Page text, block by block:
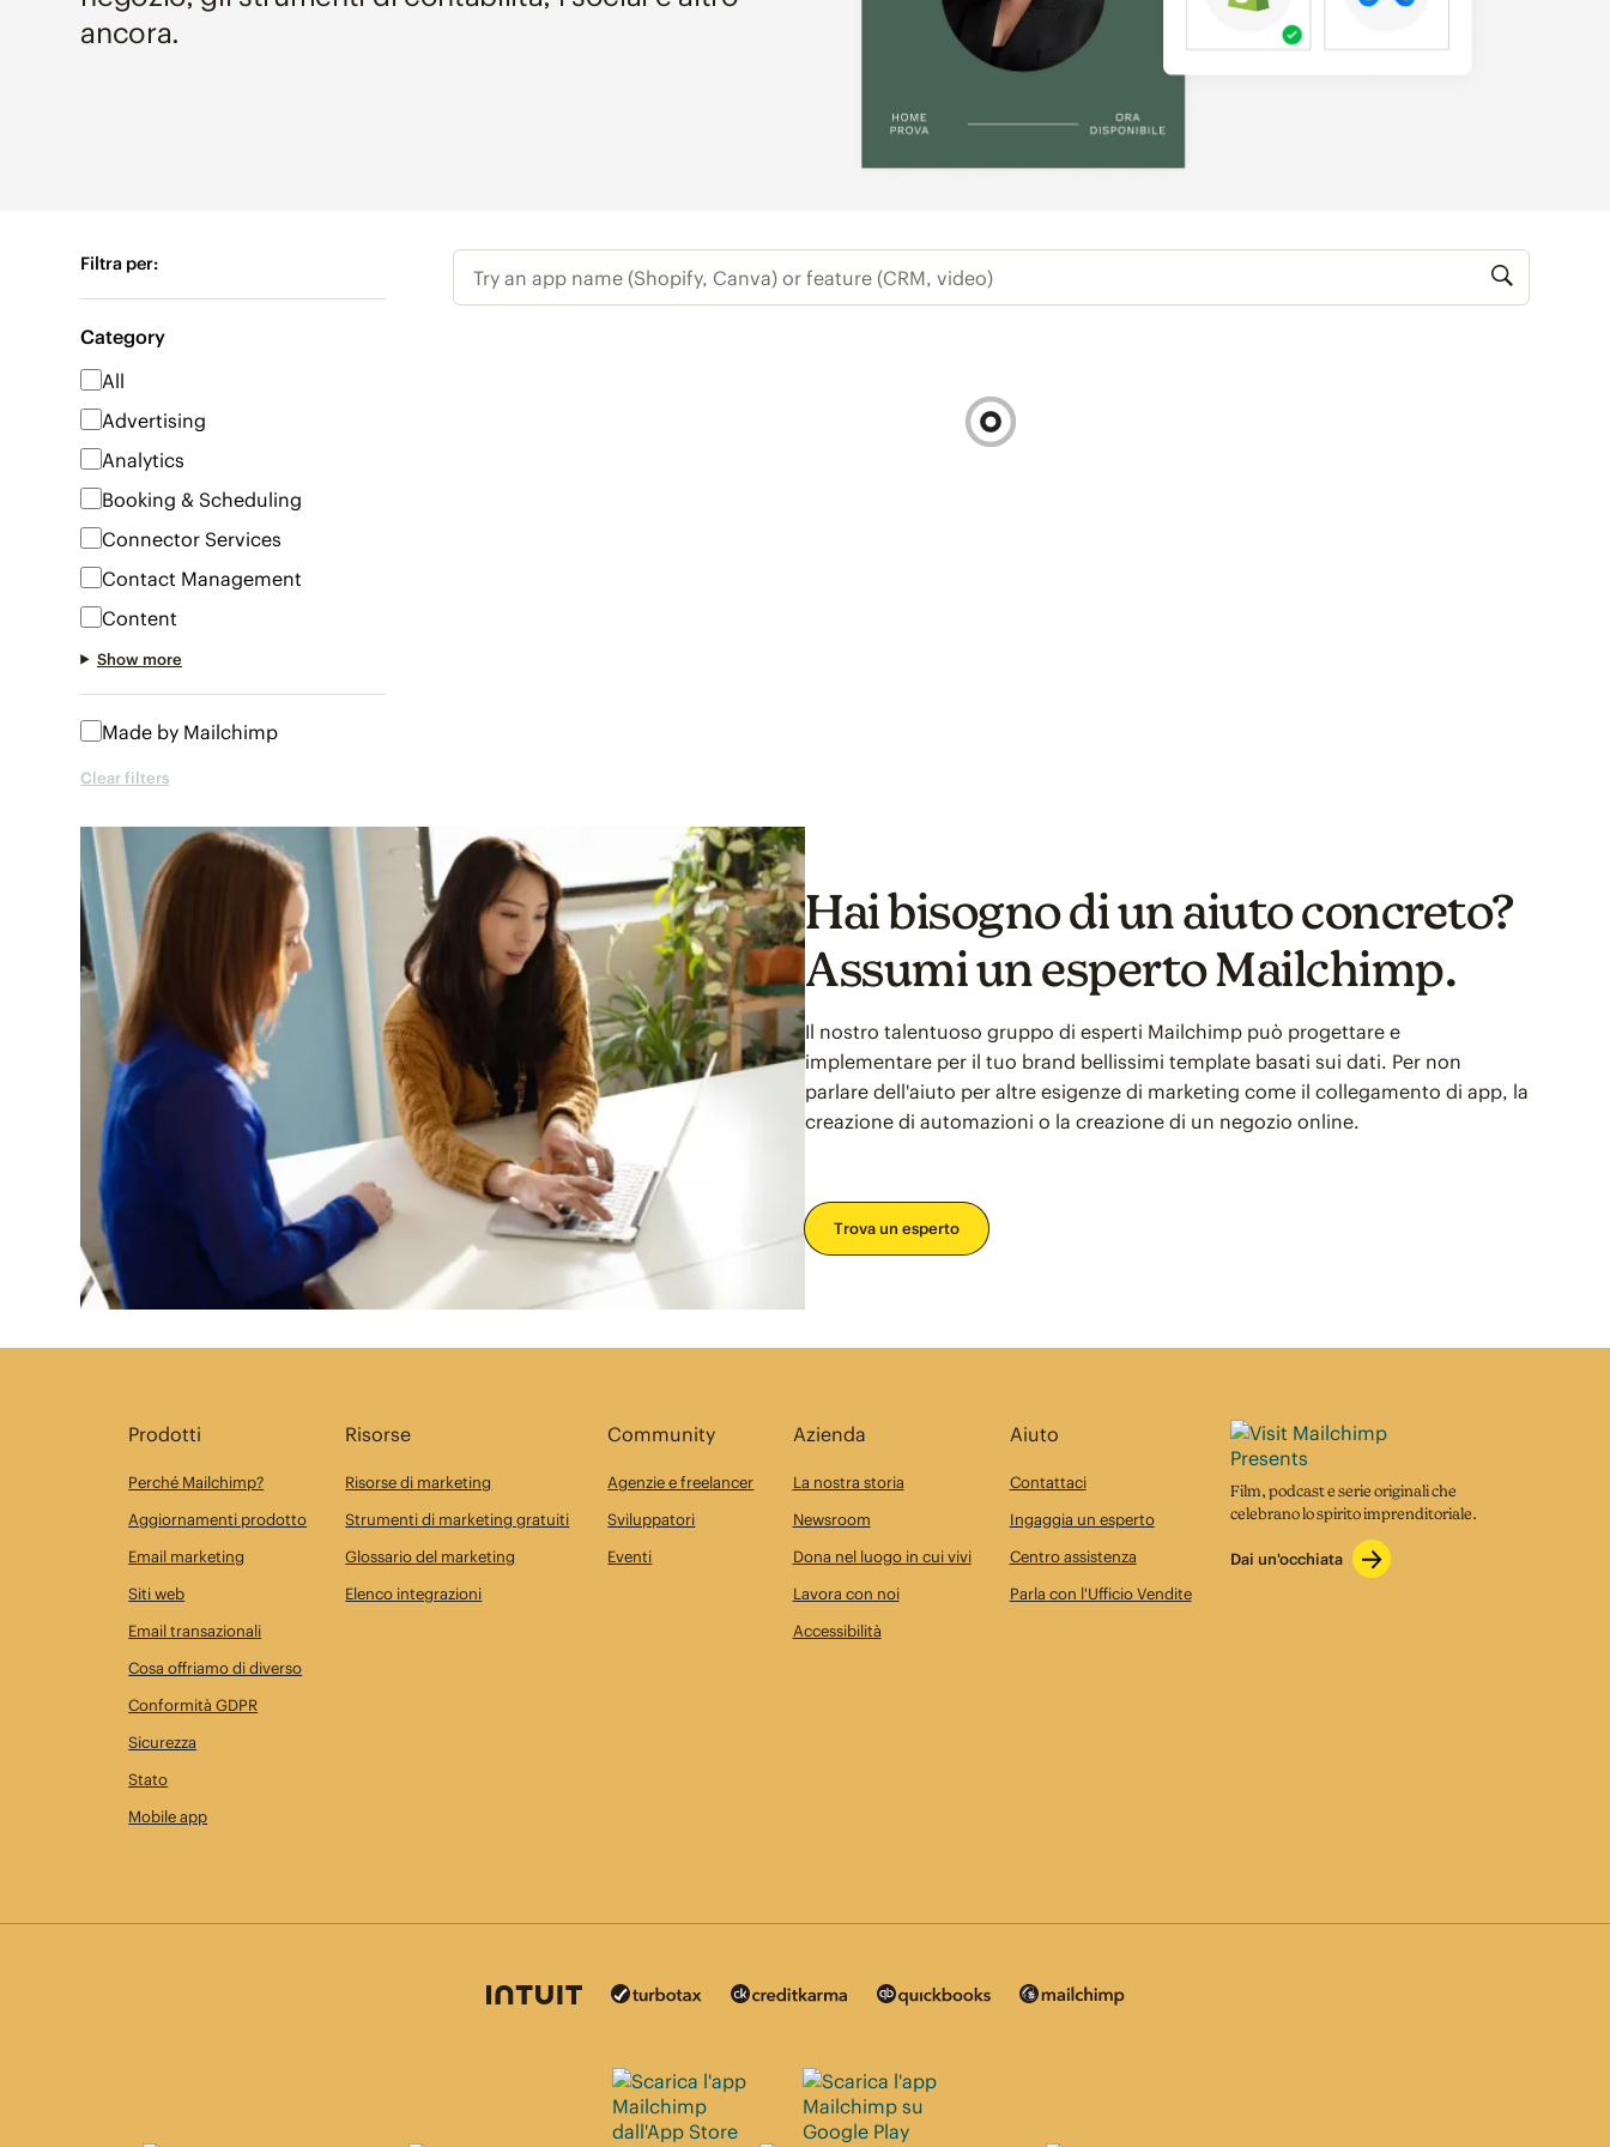
ancora.
Filtra per:
Category
All
Advertising
Analytics
Booking & Scheduling
Connector Services
Contact Management
Content
Show more
Made by Mailchimp
Clear filters
Try an app name (Shopify, Canva) or feature (CRM, video)
Hai bisogno di un aiuto concreto?
Assumi un esperto Mailchimp.
Il nostro talentuoso gruppo di esperti Mailchimp può progettare e
implementare per il tuo brand bellissimi template basati sui dati. Per non
parlare dell'aiuto per altre esigenze di marketing come il collegamento di app, la
creazione di automazioni o la creazione di un negozio online.
Trova un esperto
Prodotti
Perché Mailchimp?
Aggiornamenti prodotto
Email marketing
Siti web
Email transazionali
Cosa offriamo di diverso
Conformità GDPR
Sicurezza
Stato
Mobile app
Risorse
Risorse di marketing
Strumenti di marketing gratuiti
Glossario del marketing
Elenco integrazioni
Community
Agenzie e freelancer
Sviluppatori
Eventi
Azienda
La nostra storia
Newsroom
Dona nel luogo in cui vivi
Lavora con noi
Accessibilità
Aiuto
Contattaci
Ingaggia un esperto
Centro assistenza
Parla con l'Ufficio Vendite
Film, podcast e serie originali che
celebrano lo spirito imprenditoriale.
Dai un'occhiata